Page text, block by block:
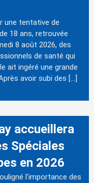
une tentative de
18 ans, retrouvée
8 août 2026, des
de santé qui
ait ingéré une grande
avoir subi des […]
accueillera
Spéciales
en 2026
l'importance des